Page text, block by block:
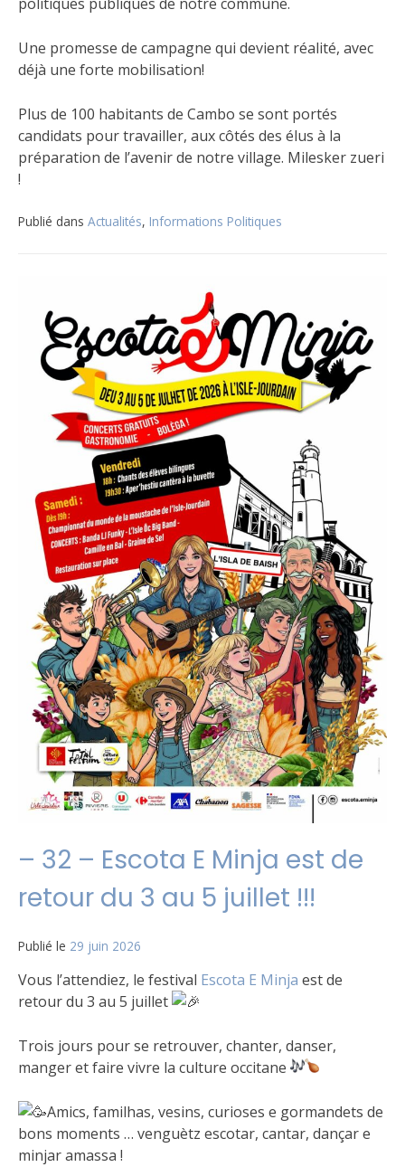
Une promesse de campagne qui devient réalité, avec
déjà une forte mobilisation!
Plus de 100 habitants de Cambo se sont portés
candidats pour travailler, aux côtés des élus à la
préparation de l’avenir de notre village. Milesker zueri
!
Publié dans Actualités, Informations Politiques
– 32 – Escota E Minja est de
retour du 3 au 5 juillet !!!
Publié le 29 juin 2026
Vous l’attendiez, le festival Escota E Minja est de
retour du 3 au 5 juillet
Trois jours pour se retrouver, chanter, danser,
manger et faire vivre la culture occitane
Amics, familhas, vesins, curioses e gormandets de
bons moments … venguètz escotar, cantar, dançar e
minjar amassa !